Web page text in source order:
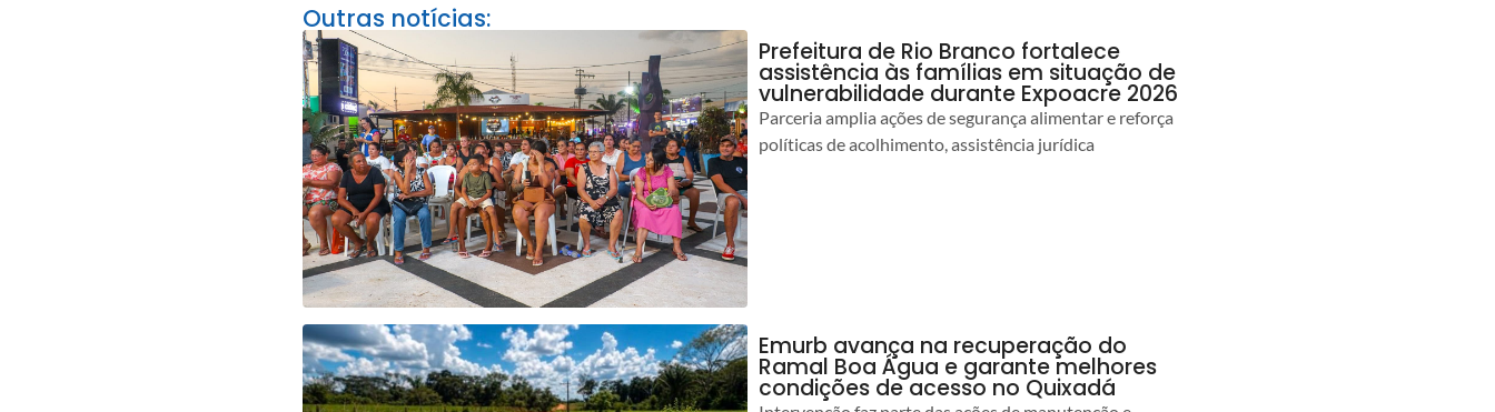
Outras notícias:
Prefeitura de Rio Branco fortalece
assistência às famílias em situação de
vulnerabilidade durante Expoacre 2026
Parceria amplia ações de segurança alimentar e reforça
políticas de acolhimento, assistência jurídica
Emurb avança na recuperação do
Ramal Boa Água e garante melhores
condições de acesso no Quixadá